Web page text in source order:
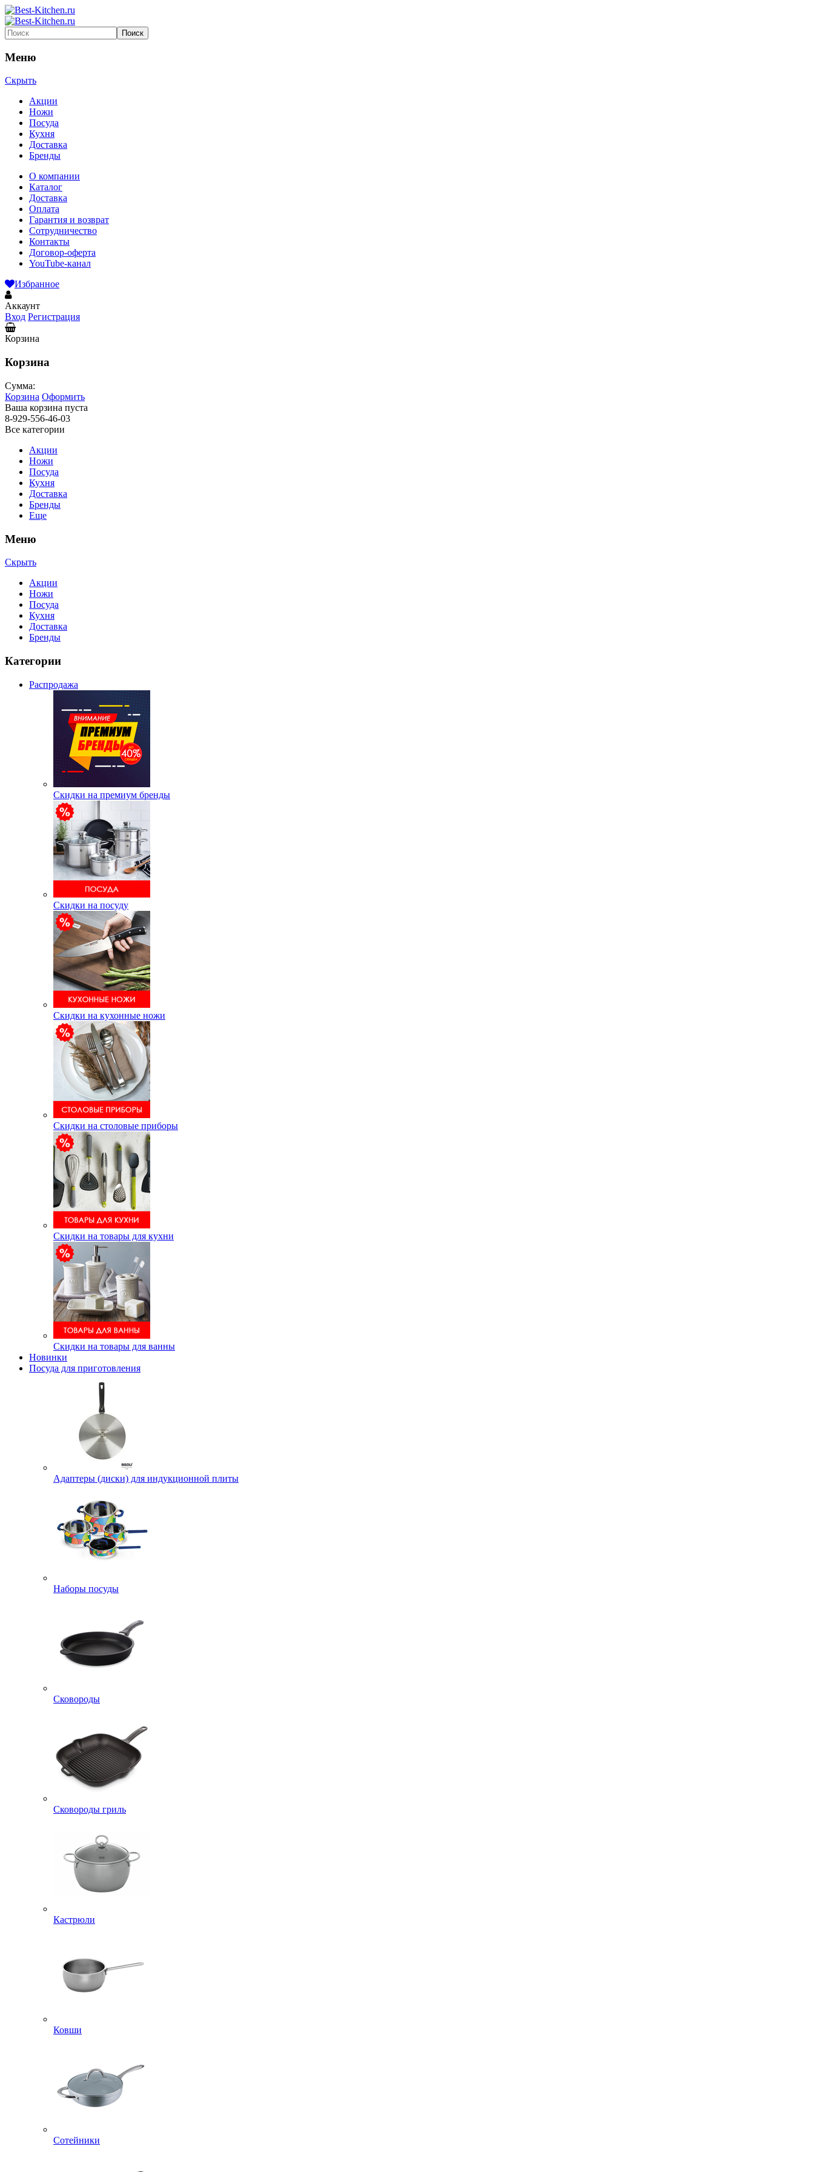
Меню
Скрыть
Акции
Ножи
Посуда
Кухня
Доставка
Бренды
О компании
Каталог
Доставка
Оплата
Гарантия и возврат
Сотрудничество
Контакты
Договор-оферта
YouTube-канал
Избранное
Аккаунт
Вход Регистрация
Корзина
Корзина
Сумма:
Корзина Оформить
Ваша корзина пуста
8-929-556-46-03
Все категории
Акции
Ножи
Посуда
Кухня
Доставка
Бренды
Еще
Меню
Скрыть
Акции
Ножи
Посуда
Кухня
Доставка
Бренды
Категории
Распродажа
Скидки на премиум бренды
Скидки на посуду
Скидки на кухонные ножи
Скидки на столовые приборы
Скидки на товары для кухни
Скидки на товары для ванны
Новинки
Посуда для приготовления
Адаптеры (диски) для индукционной плиты
Наборы посуды
Сковороды
Сковороды гриль
Кастрюли
Ковши
Сотейники